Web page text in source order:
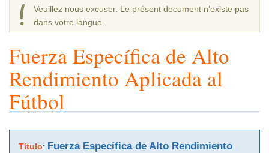
Veuillez nous excuser. Le présent document n'existe pas
dans votre langue.
Fuerza Específica de Alto
Rendimiento Aplicada al
Fútbol
Titulo: Fuerza Específica de Alto Rendimiento